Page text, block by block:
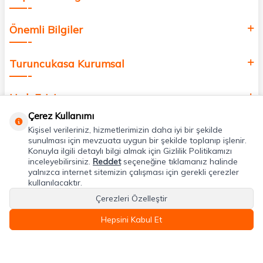
Önemli Bilgiler
Turuncukasa Kurumsal
Hızlı Erişim
Uygulamalarımız
Adres & İletişim
Çerez Kullanımı
Kişisel verileriniz, hizmetlerimizin daha iyi bir şekilde
sunulması için mevzuata uygun bir şekilde toplanıp işlenir.
Konuyla ilgili detaylı bilgi almak için Gizlilik Politikamızı
inceleyebilirsiniz. Reddetseçeneğine tıklamanız halinde
yalnızca internet sitemizin çalışması için gerekli çerezler
kullanılacaktır.
Çerezleri Özelleştir
Hepsini Kabul Et